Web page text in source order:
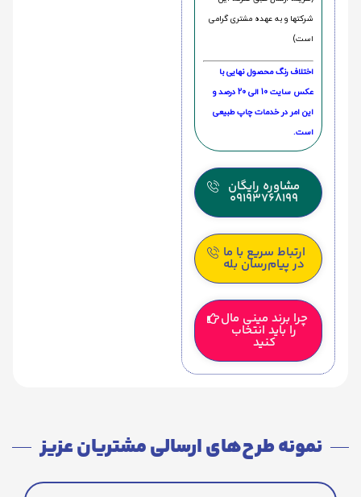
شرکتها و به عهده مشتری گرامی
است)
اختلاف رنگ محصول نهایی با
عکس سایت 10 الی 20 درصد و
این امر در خدمات چاپ طبیعی
است.
مشاوره رایگان
09193768199
ارتباط سریع با ما
در پیام‌رسان بله
چرا برند مینی مال
را باید انتخاب
کنید
نمونه طرح‌های ارسالی مشتریان عزیز